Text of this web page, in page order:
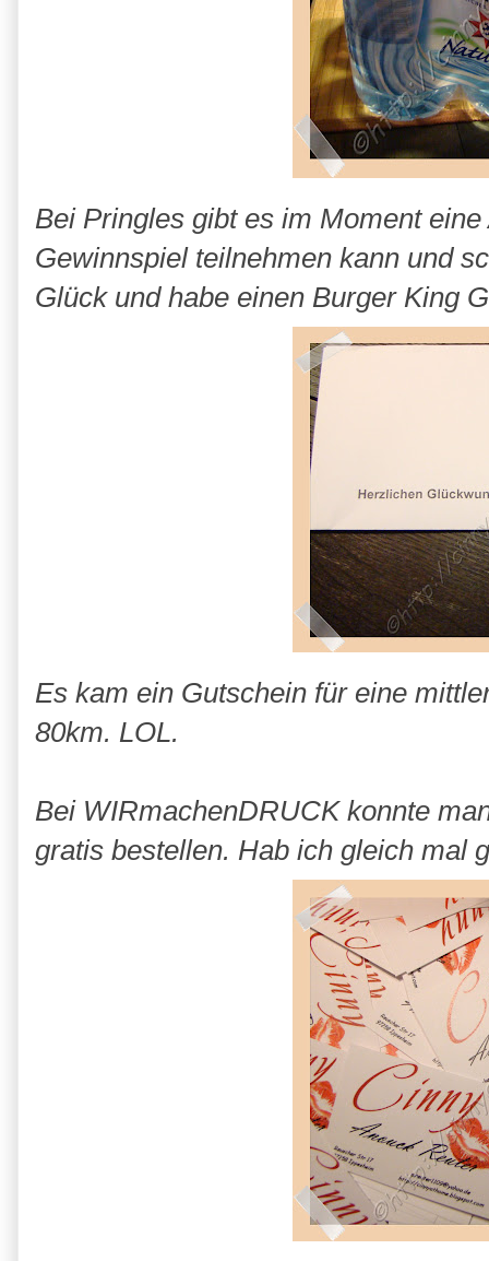
Bei Pringles gibt es im Moment
Gewinnspiel teilnehmen kann und
Glück und habe einen Burger King
Es kam ein Gutschein für eine
80km. LOL.
Bei WIRmachenDRUCK konnte
gratis bestellen. Hab ich gleich mal